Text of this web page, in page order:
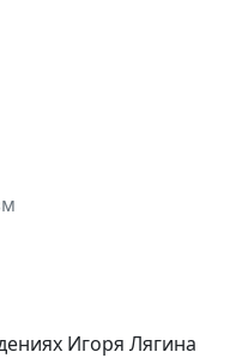
Игоря Лягина